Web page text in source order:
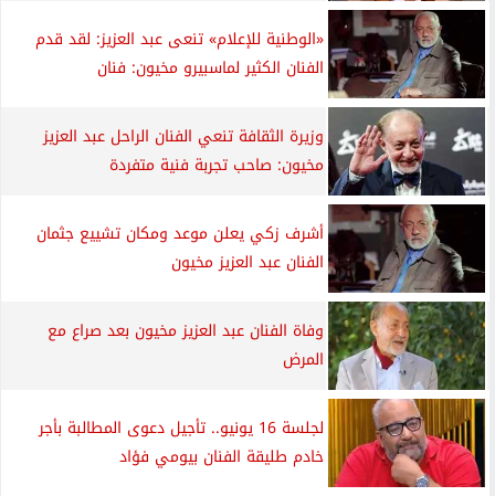
«الوطنية للإعلام» تنعى عبد العزيز: لقد قدم
الفنان الكثير لماسبيرو مخيون: فنان
وزيرة الثقافة تنعي الفنان الراحل عبد العزيز
مخيون: صاحب تجربة فنية متفردة
أشرف زكي يعلن موعد ومكان تشييع جثمان
الفنان عبد العزيز مخيون
وفاة الفنان عبد العزيز مخيون بعد صراع مع
المرض
لجلسة 16 يونيو.. تأجيل دعوى المطالبة بأجر
خادم طليقة الفنان بيومي فؤاد